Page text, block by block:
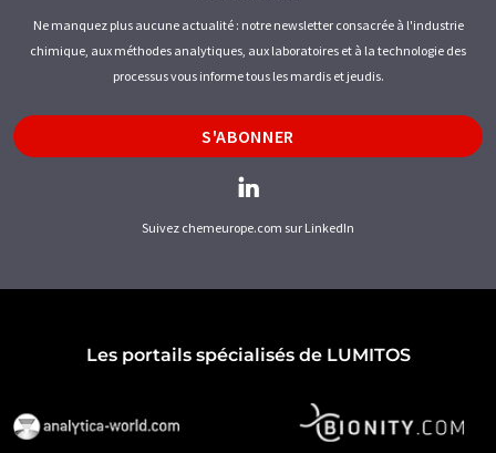
Ne manquez plus aucune actualité : notre newsletter consacrée à l'industrie
chimique, aux méthodes analytiques, aux laboratoires et à la technologie des
processus vous informe tous les mardis et jeudis.
S'ABONNER
Suivez chemeurope.com sur LinkedIn
Les portails spécialisés de LUMITOS